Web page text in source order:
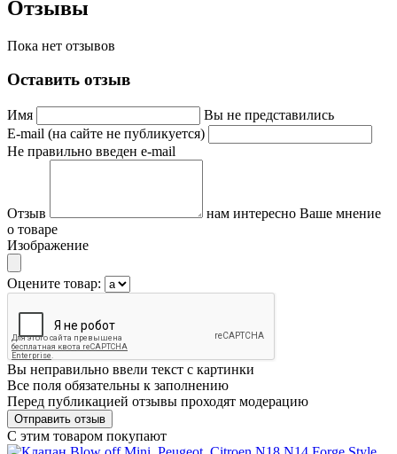
Отзывы
Пока нет отзывов
Оставить отзыв
Имя
Вы не представились
E-mail (на сайте не публикуется)
Не правильно введен e-mail
Отзыв
нам интересно Ваше мнение
о товаре
Изображение
Оцените товар:
Вы неправильно ввели текст с картинки
Все поля обязательны к заполнению
Перед публикацией отзывы проходят модерацию
С этим товаром покупают